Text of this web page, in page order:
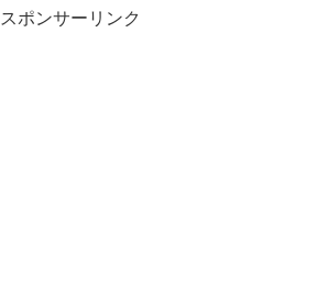
スポンサーリンク